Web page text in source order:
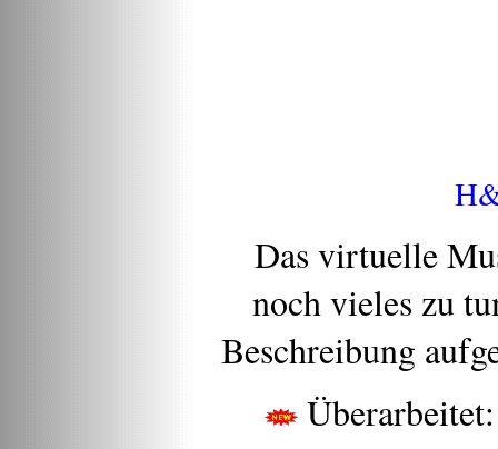
Das virtuelle
noch vieles zu
Beschreibung